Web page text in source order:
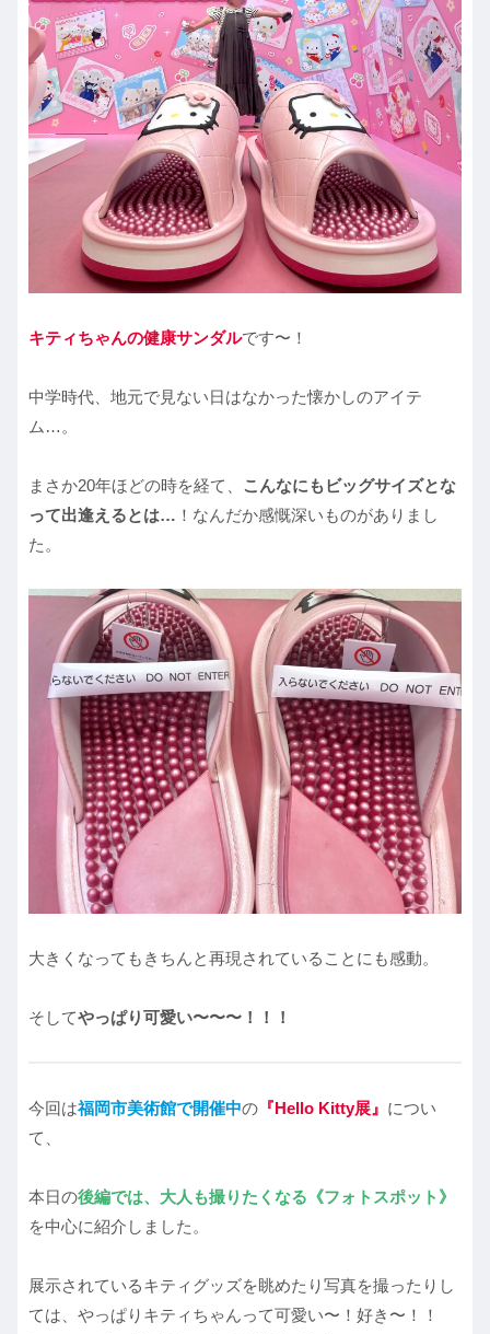
キティちゃんの健康サンダルです〜！
中学時代、地元で見ない日はなかった懐かしのアイテ
ム…。
まさか20年ほどの時を経て、 こんなにもビッグサイズとな
って出逢えるとは… ！なんだか感慨深いものがありまし
た。
大きくなってもきちんと再現されていることにも感動。
そしてやっぱり可愛い〜〜〜！！！
今回は福岡市美術館で開催中の 『Hello Kitty展』 につい
て、
本日の後編では、大人も撮りたくなる《フォトスポット》
を中心に紹介しました。
展示されているキティグッズを眺めたり写真を撮ったりし
ては、やっぱりキティちゃんって可愛い〜！好き〜！！